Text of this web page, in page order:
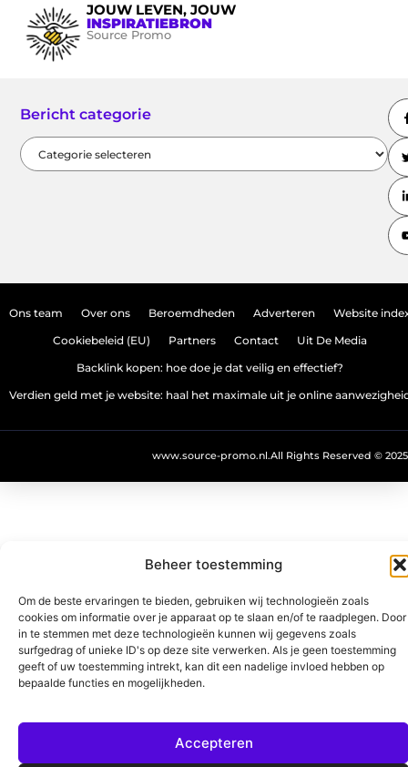
Beheer toestemming
Om de beste ervaringen te bieden, gebruiken wij technologieën zoals
cookies om informatie over je apparaat op te slaan en/of te raadplegen. Door
in te stemmen met deze technologieën kunnen wij gegevens zoals
surfgedrag of unieke ID's op deze site verwerken. Als je geen toestemming
geeft of uw toestemming intrekt, kan dit een nadelige invloed hebben op
bepaalde functies en mogelijkheden.
Accepteren
JOUW LEVEN, JOUW
INSPIRATIEBRON
Source Promo
Bericht categorie
Ons team Over ons Beroemdheden Adverteren Website
Cookiebeleid (EU) Partners Contact Uit De Media
Backlink kopen: hoe doe je dat veilig en effectief?
Verdien geld met je website: haal het maximale uit je online
All Rights Reserved © 2025
www.source-promo.nl.